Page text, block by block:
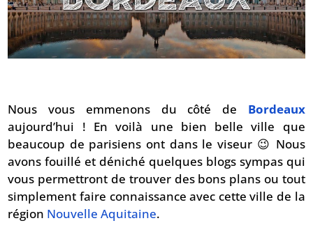
Nous vous emmenons du côté de Bordeaux
aujourd’hui ! En voilà une bien belle ville que
beaucoup de parisiens ont dans le viseur 😉 Nous
avons fouillé et déniché quelques blogs sympas qui
vous permettront de trouver des bons plans ou tout
simplement faire connaissance avec cette ville de la
région Nouvelle Aquitaine.